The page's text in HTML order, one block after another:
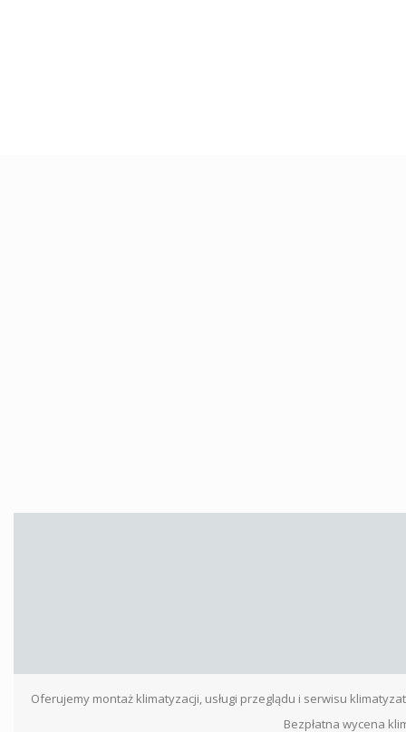
Oferujemy montaż klimatyzacji, usługi przeglądu i serwisu
Bezpłatna wycena